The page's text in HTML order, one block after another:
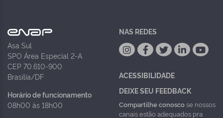
Asa Sul
SPO Área Especial 2-A
CEP 70.610-900
Brasília/DF
Horário de funcionamento
08h00 às 18h00
NAS REDES
ACESSIBILIDADE
DEIXE SEU FEEDBACK
Compartilhe conoscose nossos
canais estão adequados pra